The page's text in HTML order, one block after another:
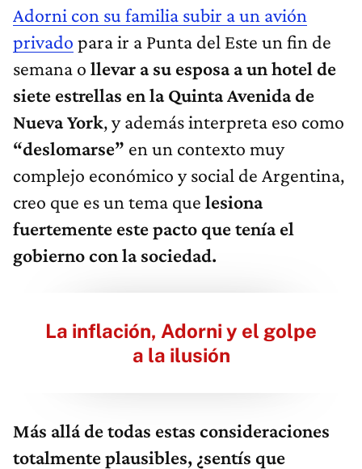
Adorni con su familia subir a un avión
privado para ir a Punta del Este un fin de
semana o llevar a su esposa a un hotel de
siete estrellas en la Quinta Avenida de
Nueva York, y además interpreta eso como
“deslomarse” en un contexto muy
complejo económico y social de Argentina,
creo que es un tema que lesiona
fuertemente este pacto que tenía el
gobierno con la sociedad.
La inflación, Adorni y el golpe
a la ilusión
Más allá de todas estas consideraciones
totalmente plausibles, ¿sentís que